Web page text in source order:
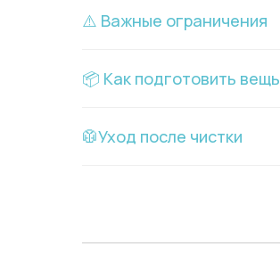
⚠️ Важные ограничения
📦 Как подготовить вещь
🥼Уход после чистки